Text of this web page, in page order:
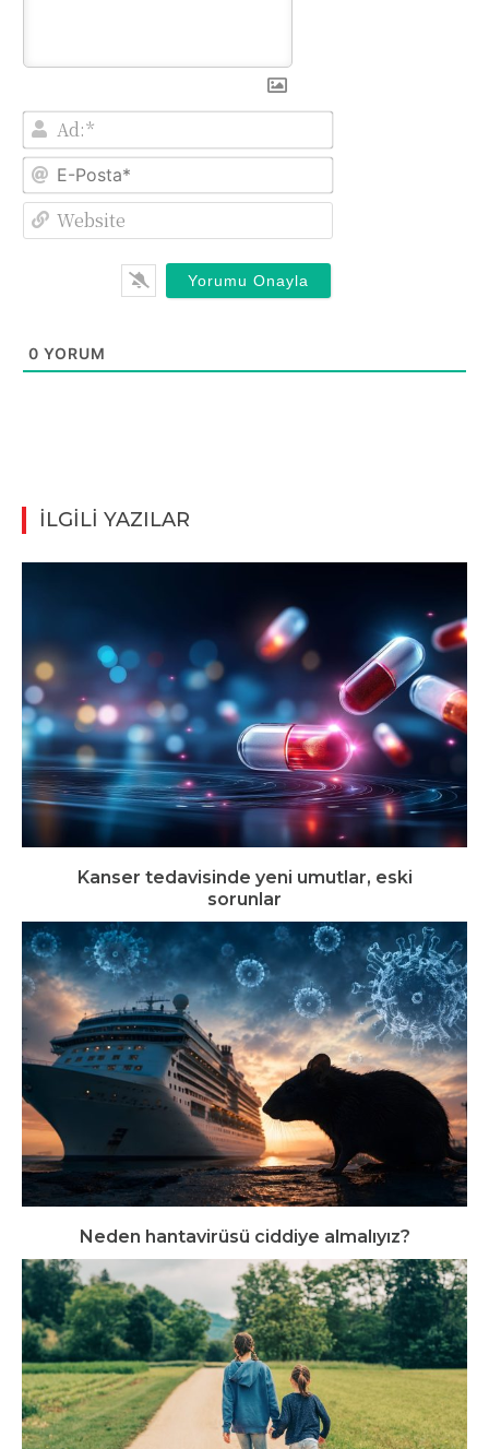
Ad:*
E-
0 YORUM
İLGİLİ YAZILAR
Kanser tedavisinde yeni umutlar, eski
sorunlar
Neden hantavirüsü ciddiye almalıyız?